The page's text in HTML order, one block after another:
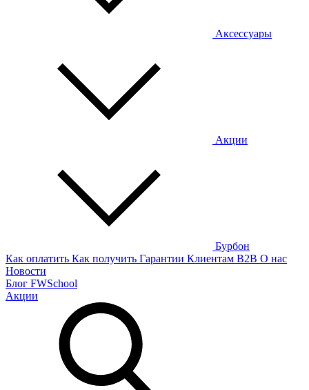
Аксессуары
Акции
Бурбон
Как оплатить Как получить Гарантии Клиентам B2B О нас
Новости
Блог FWSchool
Акции